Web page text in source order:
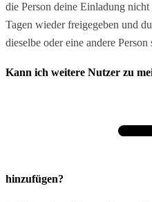
die Person deine Einladung
Tagen wieder freigegeben und
dieselbe oder eine andere Person
Kann ich weitere Nutzer zu
hinzufügen?